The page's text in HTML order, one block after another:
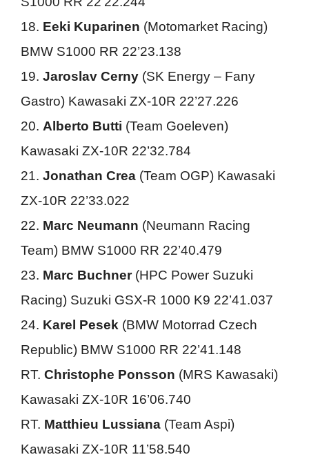
18. Eeki Kuparinen (Motomarket Racing)
BMW S1000 RR 22’23.138
19. Jaroslav Cerny (SK Energy – Fany
Gastro) Kawasaki ZX-10R 22’27.226
20. Alberto Butti (Team Goeleven)
Kawasaki ZX-10R 22’32.784
21. Jonathan Crea (Team OGP) Kawasaki
ZX-10R 22’33.022
22. Marc Neumann (Neumann Racing
Team) BMW S1000 RR 22’40.479
23. Marc Buchner (HPC Power Suzuki
Racing) Suzuki GSX-R 1000 K9 22’41.037
24. Karel Pesek (BMW Motorrad Czech
Republic) BMW S1000 RR 22’41.148
RT. Christophe Ponsson (MRS Kawasaki)
Kawasaki ZX-10R 16’06.740
RT. Matthieu Lussiana (Team Aspi)
Kawasaki ZX-10R 11’58.540